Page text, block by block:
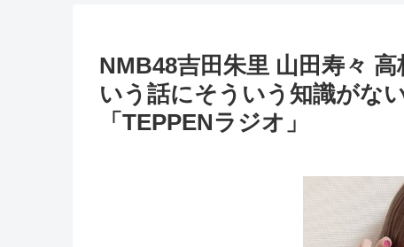
NMB48吉田朱里 山田寿々
いう話にそういう知識がな
「TEPPENラジオ」